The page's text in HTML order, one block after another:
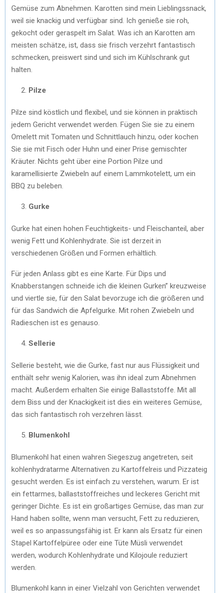
Gemüse zum Abnehmen. Karotten sind mein Lieblingssnack,
weil sie knackig und verfügbar sind. Ich genieße sie roh,
gekocht oder geraspelt im Salat. Was ich an Karotten am
meisten schätze, ist, dass sie frisch verzehrt fantastisch
schmecken, preiswert sind und sich im Kühlschrank gut
halten.
Pilze
Pilze sind köstlich und flexibel, und sie können in praktisch
jedem Gericht verwendet werden. Fügen Sie sie zu einem
Omelett mit Tomaten und Schnittlauch hinzu, oder kochen
Sie sie mit Fisch oder Huhn und einer Prise gemischter
Kräuter. Nichts geht über eine Portion Pilze und
karamellisierte Zwiebeln auf einem Lammkotelett, um ein
BBQ zu beleben.
Gurke
Gurke hat einen hohen Feuchtigkeits- und Fleischanteil, aber
wenig Fett und Kohlenhydrate. Sie ist derzeit in
verschiedenen Größen und Formen erhältlich.
Für jeden Anlass gibt es eine Karte. Für Dips und
Knabberstangen schneide ich die kleinen Gurken” kreuzweise
und viertle sie, für den Salat bevorzuge ich die größeren und
für das Sandwich die Apfelgurke. Mit rohen Zwiebeln und
Radieschen ist es genauso.
Sellerie
Sellerie besteht, wie die Gurke, fast nur aus Flüssigkeit und
enthält sehr wenig Kalorien, was ihn ideal zum Abnehmen
macht. Außerdem erhalten Sie einige Ballaststoffe. Mit all
dem Biss und der Knackigkeit ist dies ein weiteres Gemüse,
das sich fantastisch roh verzehren lässt.
Blumenkohl
Blumenkohl hat einen wahren Siegeszug angetreten, seit
kohlenhydratarme Alternativen zu Kartoffelreis und Pizzateig
gesucht werden. Es ist einfach zu verstehen, warum. Er ist
ein fettarmes, ballaststoffreiches und leckeres Gericht mit
geringer Dichte. Es ist ein großartiges Gemüse, das man zur
Hand haben sollte, wenn man versucht, Fett zu reduzieren,
weil es so anpassungsfähig ist. Er kann als Ersatz für einen
Stapel Kartoffelpüree oder eine Tüte Müsli verwendet
werden, wodurch Kohlenhydrate und Kilojoule reduziert
werden.
Blumenkohl kann in einer Vielzahl von Gerichten verwendet